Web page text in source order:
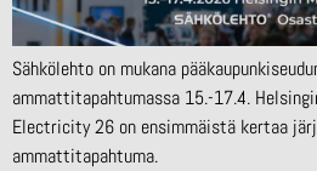
Sähkölehto on mukana
ammattitapahtumassa 15.-17.4.
Electricity 26 on ensimmäistä kertaa
ammattitapahtuma.